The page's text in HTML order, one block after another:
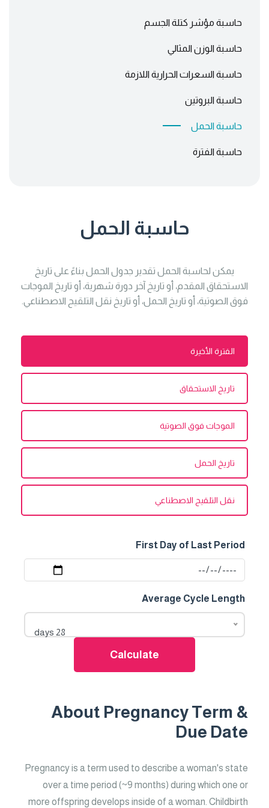
حاسبة مؤشر كتلة الجسم
حاسبة الوزن المثالي
حاسبة السعرات الحرارية اللازمة
حاسبة البروتين
حاسبة الحمل
حاسبة الفترة
حاسبة الحمل
يمكن لحاسبة الحمل تقدير جدول الحمل بناءً على تاريخ
الاستحقاق المقدم، أو تاريخ آخر دورة شهرية، أو تاريخ الموجات
فوق الصوتية، أو تاريخ الحمل، أو تاريخ نقل التلقيح الاصطناعي.
الفترة الأخيرة
تاريخ الاستحقاق
الموجات فوق الصوتية
تاريخ الحمل
نقل التلقيح الاصطناعي
First Day of Last Period
Average Cycle Length
28 days
Calculate
About Pregnancy Term &
Due Date
Pregnancy is a term used to describe a woman's state
over a time period (~9 months) during which one or
more offspring develops inside of a woman. Childbirth